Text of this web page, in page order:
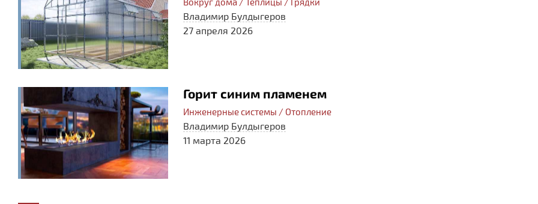
Владимир Булдыгеров
27 апреля 2026
Горит синим пламенем
Инженерные системы / Отопление
Владимир Булдыгеров
11 марта 2026